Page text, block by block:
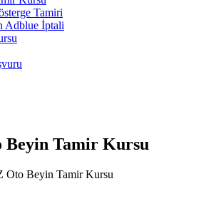
Tamiri
Adblue İptali
Beyin Tamir Kursu
Oto Beyin Tamir Kursu